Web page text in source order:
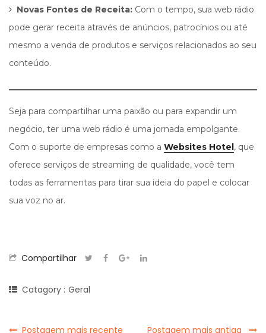
Novas Fontes de Receita: Com o tempo, sua web rádio
pode gerar receita através de anúncios, patrocínios ou até
mesmo a venda de produtos e serviços relacionados ao seu
conteúdo.
Seja para compartilhar uma paixão ou para expandir um
negócio, ter uma web rádio é uma jornada empolgante.
Com o suporte de empresas como a Websites Hotel, que
oferece serviços de streaming de qualidade, você tem
todas as ferramentas para tirar sua ideia do papel e colocar
sua voz no ar.
Compartilhar
Catagory : Geral
Postagem mais recente Postagem mais antiga